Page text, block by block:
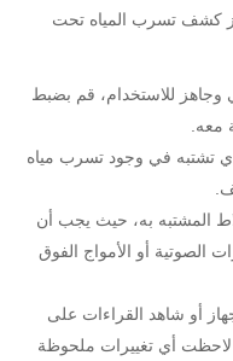
كشف تسرب المياه تحت
للاستخدام، قم بضبط
معه.
تشتبه في وجود تسرب مياه
المشتبه به، حيث يجب أن
الصوتية أو الأمواج الفوق
أو شاهد القراءات على
أي تغييرات ملحوظة